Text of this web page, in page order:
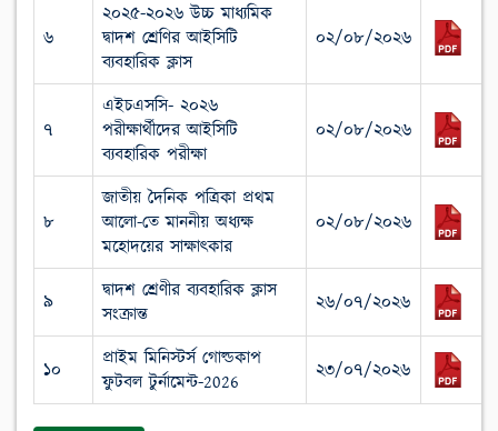
৬
২০২৫-২০২৬ উচ্চ মাধ্যমিক
দ্বাদশ শ্রেণির আইসিটি
ব্যবহারিক ক্লাস
০২/০৮/২০২৬
৭
এইচএসসি- ২০২৬
পরীক্ষার্থীদের আইসিটি
ব্যবহারিক পরীক্ষা
০২/০৮/২০২৬
৮
জাতীয় দৈনিক পত্রিকা প্রথম
আলো-তে মাননীয় অধ্যক্ষ
মহোদয়ের সাক্ষাৎকার
০২/০৮/২০২৬
৯
দ্বাদশ শ্রেণীর ব্যবহারিক ক্লাস
সংক্রান্ত
২৬/০৭/২০২৬
১০
প্রাইম মিনিস্টর্স গোল্ডকাপ
ফুটবল টুর্নামেন্ট-2026
২৩/০৭/২০২৬